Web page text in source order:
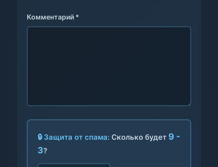
Комментарий *
🔒 Защита от спама: Сколько будет 9 -
3?